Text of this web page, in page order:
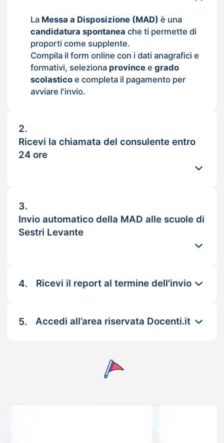
La Messa a Disposizione (MAD) è una
candidatura spontanea che ti permette di
proporti come supplente.
Compila il form online con i dati anagrafici e
formativi, seleziona provincee grado
scolasticoe completa il pagamento per
avviare l'invio.
2.
Ricevi la chiamata del consulente entro
24 ore
3.
Invio automatico della MAD alle scuole di
Sestri Levante
4. Ricevi il report al termine dell'invio
5. Accedi all’area riservata Docenti.it